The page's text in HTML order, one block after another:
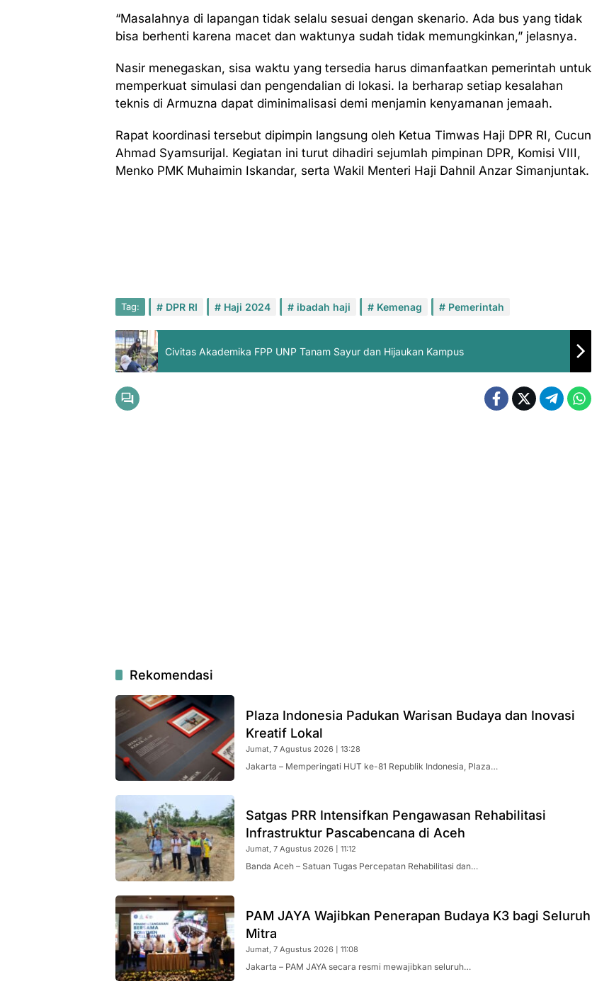
“Masalahnya di lapangan tidak selalu sesuai dengan skenario. Ada bus yang tidak
bisa berhenti karena macet dan waktunya sudah tidak memungkinkan,” jelasnya.
Nasir menegaskan, sisa waktu yang tersedia harus dimanfaatkan pemerintah untuk
memperkuat simulasi dan pengendalian di lokasi. Ia berharap setiap kesalahan
teknis di Armuzna dapat diminimalisasi demi menjamin kenyamanan jemaah.
Rapat koordinasi tersebut dipimpin langsung oleh Ketua Timwas Haji DPR RI, Cucun
Ahmad Syamsurijal. Kegiatan ini turut dihadiri sejumlah pimpinan DPR, Komisi VIII,
Menko PMK Muhaimin Iskandar, serta Wakil Menteri Haji Dahnil Anzar Simanjuntak.
Tag: DPR RI Haji 2024 ibadah haji Kemenag Pemerintah
Civitas Akademika FPP UNP Tanam Sayur dan Hijaukan Kampus
Rekomendasi
Plaza Indonesia Padukan Warisan Budaya dan Inovasi
Kreatif Lokal
Jumat, 7 Agustus 2026 | 13:28
Jakarta – Memperingati HUT ke-81 Republik Indonesia, Plaza…
Satgas PRR Intensifkan Pengawasan Rehabilitasi
Infrastruktur Pascabencana di Aceh
Jumat, 7 Agustus 2026 | 11:12
Banda Aceh – Satuan Tugas Percepatan Rehabilitasi dan…
PAM JAYA Wajibkan Penerapan Budaya K3 bagi Seluruh
Mitra
Jumat, 7 Agustus 2026 | 11:08
Jakarta – PAM JAYA secara resmi mewajibkan seluruh…